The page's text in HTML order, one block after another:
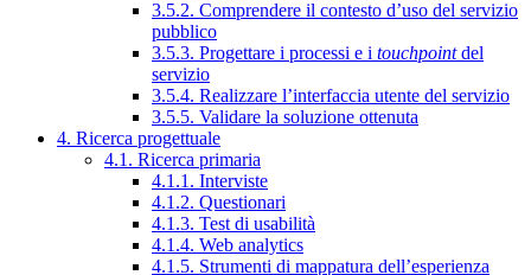
3.5.2. Comprendere il contesto d’uso del servizio
pubblico
3.5.3. Progettare i processi e i touchpointdel
servizio
3.5.4. Realizzare l’interfaccia utente del servizio
3.5.5. Validare la soluzione ottenuta
4. Ricerca progettuale
4.1. Ricerca primaria
4.1.1. Interviste
4.1.2. Questionari
4.1.3. Test di usabilità
4.1.4. Web analytics
4.1.5. Strumenti di mappatura dell’esperienza